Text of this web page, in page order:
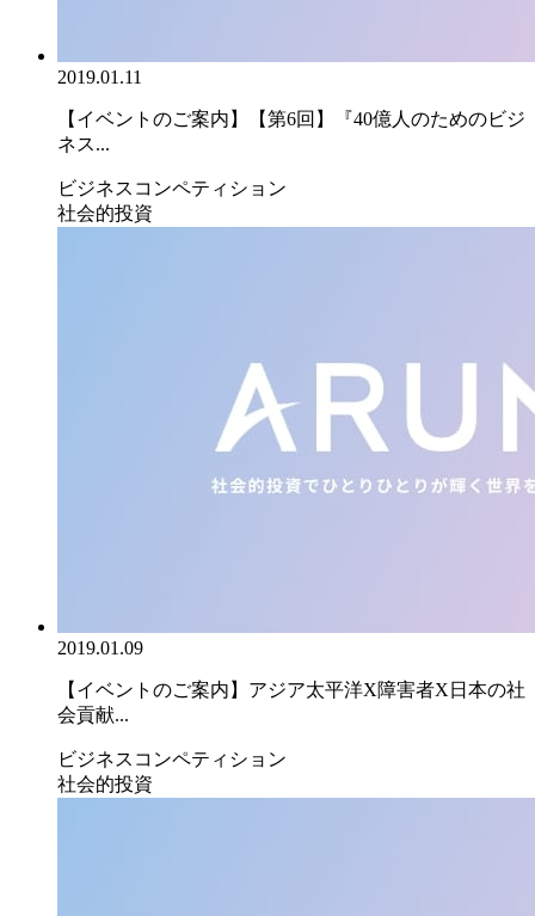
2019.01.11
【イベントのご案内】【第6回】『40億人のためのビジ
ネス...
ビジネスコンペティション
社会的投資
2019.01.09
【イベントのご案内】アジア太平洋X障害者X日本の社
会貢献...
ビジネスコンペティション
社会的投資